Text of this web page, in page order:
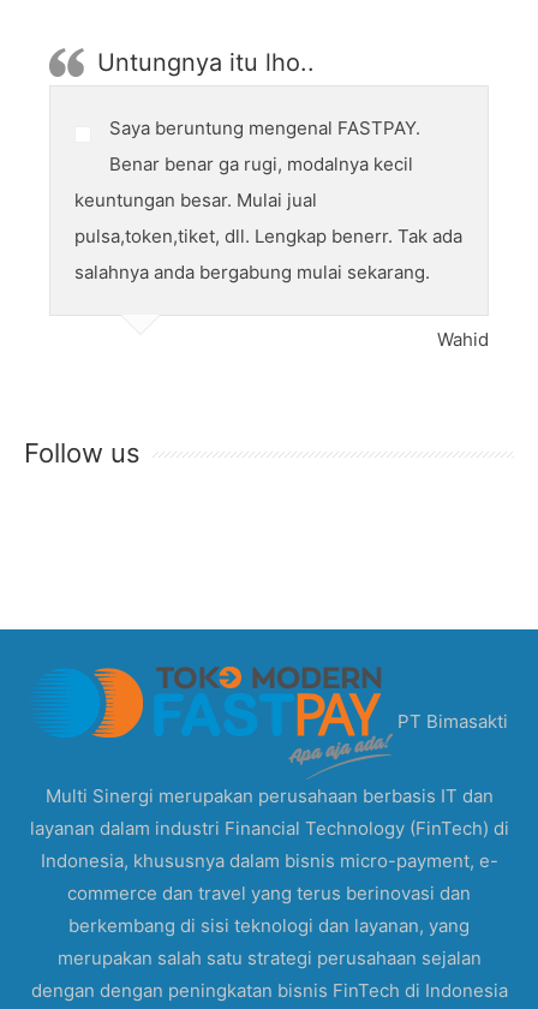
Untungnya itu lho..
Saya beruntung mengenal FASTPAY.
Benar benar ga rugi, modalnya kecil
keuntungan besar. Mulai jual
pulsa,token,tiket, dll. Lengkap benerr. Tak ada
salahnya anda bergabung mulai sekarang.
Wahid
Follow us
PT Bimasakti
Multi Sinergi merupakan perusahaan berbasis IT dan
layanan dalam industri Financial Technology (FinTech) di
Indonesia, khususnya dalam bisnis micro-payment, e-
commerce dan travel yang terus berinovasi dan
berkembang di sisi teknologi dan layanan, yang
merupakan salah satu strategi perusahaan sejalan
dengan dengan peningkatan bisnis FinTech di Indonesia